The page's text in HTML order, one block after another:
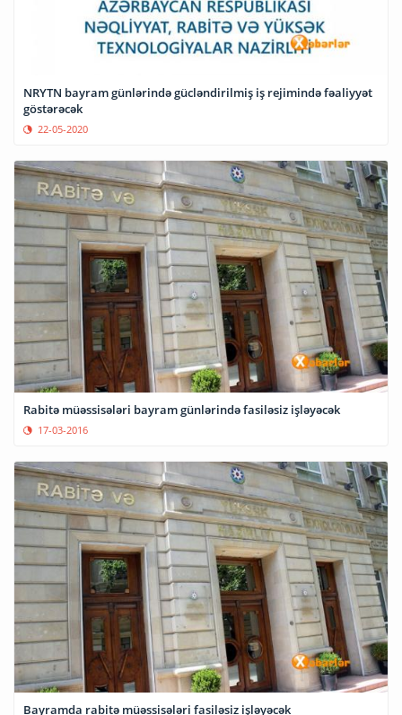
NRYTN bayram günlərində gücləndirilmiş iş rejimində fəaliyyət
göstərəcək
22-05-2020
Rabitə müəssisələri bayram günlərində fasiləsiz işləyəcək
17-03-2016
Bayramda rabitə müəssisələri fasiləsiz işləyəcək